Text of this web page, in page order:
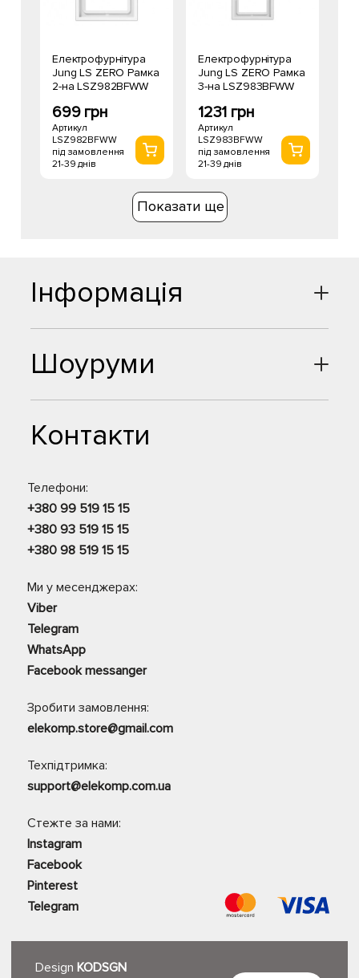
Електрофурнітура
Jung LS ZERO Рамка
2-на LSZ982BFWW
699 грн
Артикул
LSZ982BFWW
під замовлення
21-39 днів
Електрофурнітура
Jung LS ZERO Рамка
3-на LSZ983BFWW
1231 грн
Артикул
LSZ983BFWW
під замовлення
21-39 днів
Показати ще
Шоуруми
Контакти
Телефони:
+380 99 519 15 15
+380 93 519 15 15
+380 98 519 15 15
Ми у месенджерах:
Viber
Telegram
WhatsApp
Facebook messanger
Зробити замовлення:
elekomp.store@gmail.com
Техпідтримка:
support@elekomp.com.ua
Стежте за нами:
Instagram
Facebook
Pinterest
Telegram
Інформація
Design KODSGN